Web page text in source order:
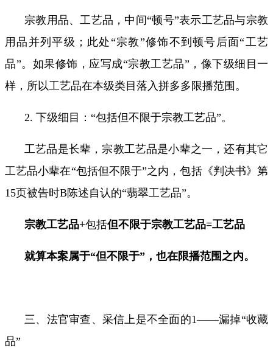
宗教用品、工艺品，中间“顿号”表示工艺品与宗教
用品并列平级；此处“宗教”修饰不到顿号后面“工艺
品”。如果修饰，应写成“宗教工艺品”，像下级细目一
样，所以工艺品在本级类目落入拼多多限播范围。
2. 下级细目： “包括但不限于宗教工艺品”。
工艺品是长辈，宗教工艺品是小辈之一，还有其它
工艺品小辈在“包括但不限于”之内，包括《判决书》第
15页被告时B陈述自认的“翡翠工艺品”。
宗教工艺品+包括但不限于宗教工艺品=工艺品
就算本案属于“但不限于” ，也在限播范围之内。
三、法官审查、采信上是不全面的1——漏掉“收藏
品”